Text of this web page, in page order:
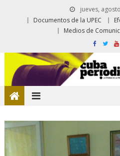
jueves,
Documentos de la UPEC
Medios de